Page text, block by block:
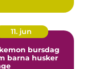
ha...
11. jun
bursdag
barna husker